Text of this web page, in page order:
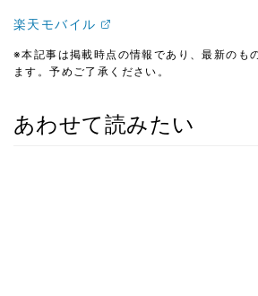
楽天モバイル
※本記事は掲載時点の情報であり、最新のも
ます。予めご了承ください。
あわせて読みたい